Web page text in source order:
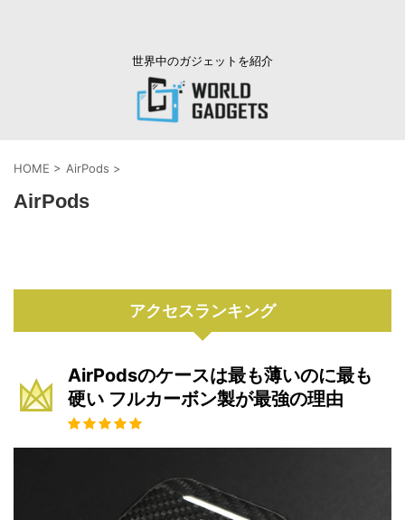
世界中のガジェットを紹介
HOME > AirPods >
AirPods
アクセスランキング
AirPodsのケースは最も薄いのに最も
硬い フルカーボン製が最強の理由